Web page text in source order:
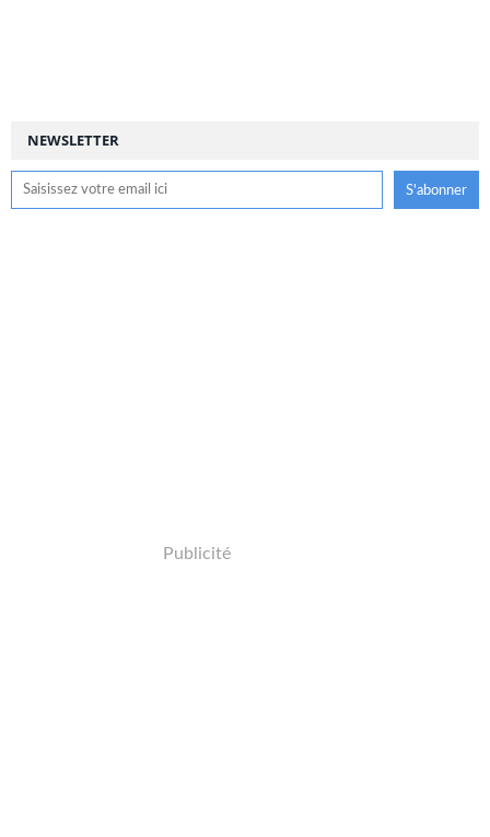
NEWSLETTER
Publicité